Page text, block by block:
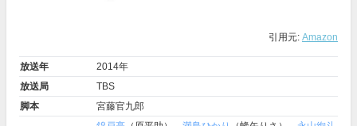
引用元: Amazon
放送年
2014年
放送局
TBS
脚本
宮藤官九郎